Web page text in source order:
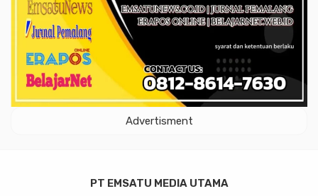
Advertisment
PT EMSATU MEDIA UTAMA